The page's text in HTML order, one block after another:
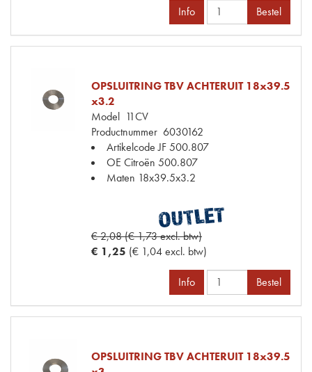
Info Bestel
OPSLUITRING TBV ACHTERUIT 18x39.5
x3.2
Model 11CV
Productnummer 6030162
Artikelcode JF500.807
OE Citroën 500.807
Maten 18x39.5x3.2
€ 2,08 (€ 1,73 excl. btw)
€ 1,25 (€ 1,04 excl. btw)
Info Bestel
OPSLUITRING TBV ACHTERUIT 18x39.5